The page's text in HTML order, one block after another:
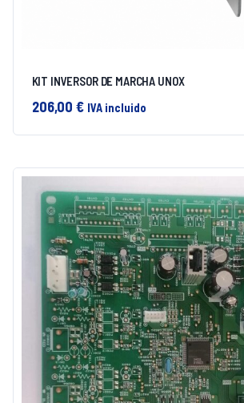
KIT INVERSOR DE MARCHA UNOX
206,00 € IVA incluido